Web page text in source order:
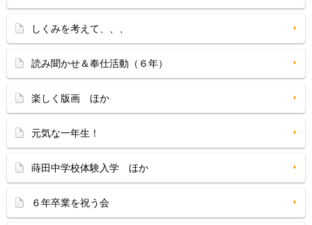
しくみを考えて、、、
読み聞かせ＆奉仕活動（６年）
楽しく版画 ほか
元気な一年生！
蒔田中学校体験入学 ほか
６年卒業を祝う会